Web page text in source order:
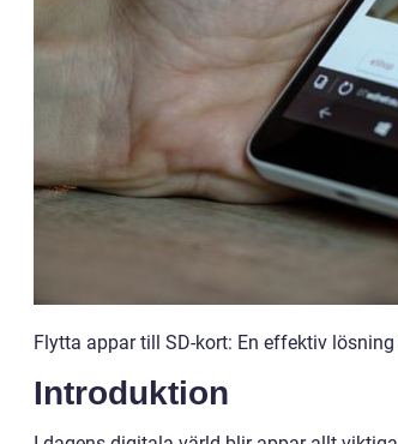
Flytta appar till SD-kort: En effektiv
Introduktion